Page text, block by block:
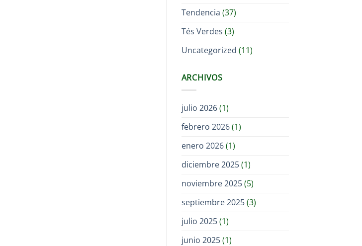
Tendencia (37)
Tés Verdes (3)
Uncategorized (11)
ARCHIVOS
julio 2026(1)
febrero 2026(1)
enero 2026(1)
diciembre 2025(1)
noviembre 2025(5)
septiembre 2025(3)
julio 2025(1)
junio 2025(1)